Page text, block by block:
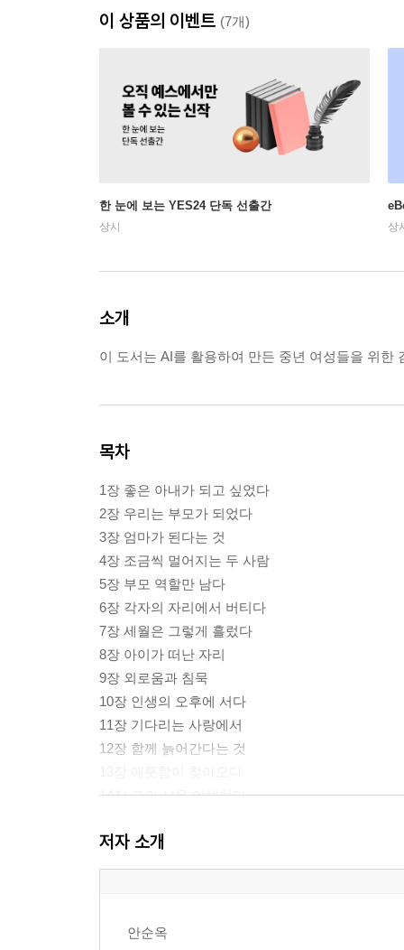
이 상품의 이벤트 (7개)
한 눈에 보는 YES24 단독 선출간
상시 상
소개
이 도서는 AI를 활용하여 만든 중년 여성들을 위한
목차
1장 좋은 아내가 되고 싶었다
2장 우리는 부모가 되었다
3장 엄마가 된다는 것
4장 조금씩 멀어지는 두 사람
5장 부모 역할만 남다
6장 각자의 자리에서 버티다
7장 세월은 그렇게 흘렀다
8장 아이가 떠난 자리
9장 외로움과 침묵
10장 인생의 오후에 서다
11장 기다리는 사랑에서
12장 함께 늙어간다는 것
14장 그의 삶을 이해하다
16장 서로의 마음을 듣다
17장 사랑을 다시 배우다
20장 아내에서 동반자로
저자 소개
안순옥